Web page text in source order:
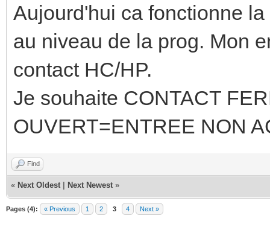
Aujourd'hui ca fonctionne
au niveau de la prog. Mon
contact HC/HP.
Je souhaite CONTACT
OUVERT=ENTREE NON
Find
« Next Oldest Next Newest »
Pages (4): « Previous 1 2 3 4 Next »